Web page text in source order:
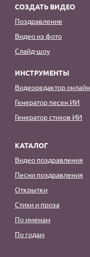
СОЗДАТЬ ВИДЕО
Поздравление
Видео из фото
Слайд-шоу
ИНСТРУМЕНТЫ
Видеоредактор онлайн
Генератор песен ИИ
Генератор стихов ИИ
КАТАЛОГ
Видео поздравления
Песни поздравления
Открытки
Стихи и проза
По именам
По годам